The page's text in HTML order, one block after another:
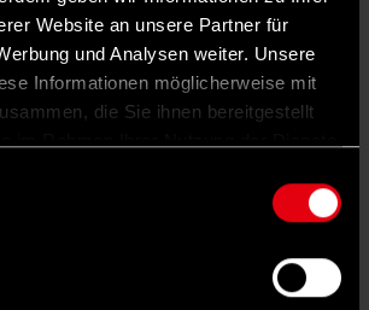
Website an unsere Partner für
und Analysen weiter. Unsere
Informationen möglicherweise mit
die Sie ihnen bereitgestellt
AUTOR*IN
©
Dirk Bleicker |